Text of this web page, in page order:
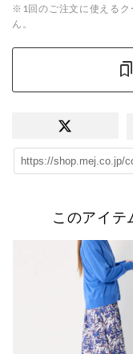
※1回のご注文に使えるク
ん。
このアイテ